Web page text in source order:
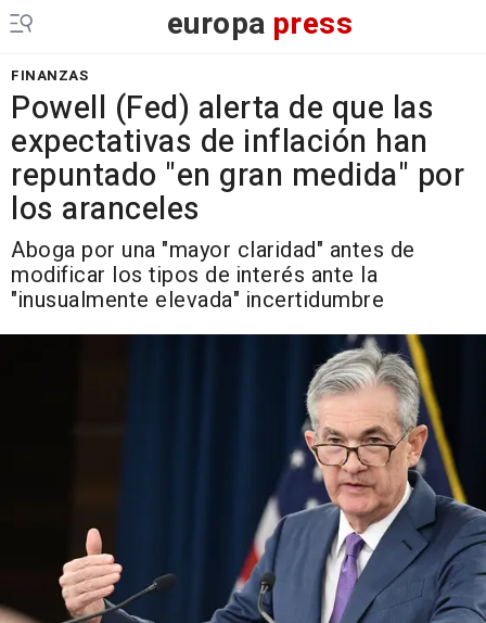
europa press
FINANZAS
Powell (Fed) alerta de que las
expectativas de inflación han
repuntado "en gran medida" por
los aranceles
Aboga por una "mayor claridad" antes de
modificar los tipos de interés ante la
"inusualmente elevada" incertidumbre